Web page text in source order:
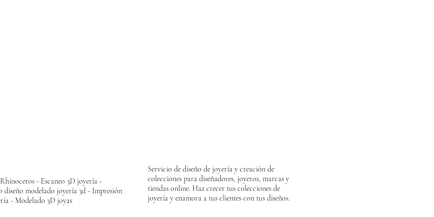
- Escaneo 3D joyería -
diseño modelado joyería 3d - Impresión
- Modelado 3D joyas
Servicio de diseño de joyería y creación de
colecciones para diseñadores, joyeros, marcas y
tiendas online. Haz crecer tus colecciones de
joyería y enamora a tus clientes con tus diseños.